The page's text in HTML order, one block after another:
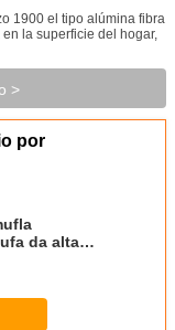
1900 el tipo alúmina fibra
la superficie del hogar,
>
por
da alta